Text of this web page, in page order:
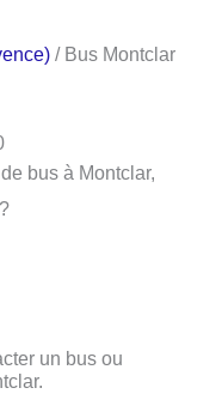
/ Bus Montclar
bus à Montclar,
un bus ou